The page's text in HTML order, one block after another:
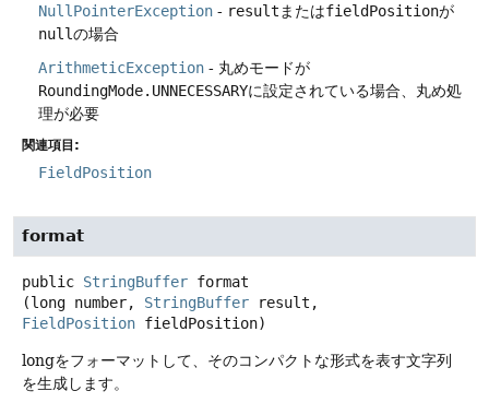
NullPointerException - result またはfieldPositionが
nullの場合
ArithmeticException - 丸めモードが
RoundingMode.UNNECESSARYに設定されている場合、丸め処
理が必要
関連項目:
FieldPosition
format
public StringBuffer format
(long number, StringBuffer
FieldPosition fieldPosition)
longをフォーマットして、そのコンパクトな形式を表す文字列
を生成します。